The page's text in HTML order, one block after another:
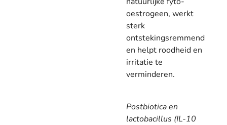
oestrogeen, werkt
sterk
ontstekingsremmend
en helpt roodheid en
irritatie te
verminderen.
Postbiotica en
lactobacillus (IL-10